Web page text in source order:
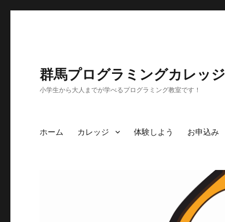
群馬プログラミングカレッジ
小学生から大人までが学べるプログラミング教室です！
ホーム カレッジ 体験しよう お申込み